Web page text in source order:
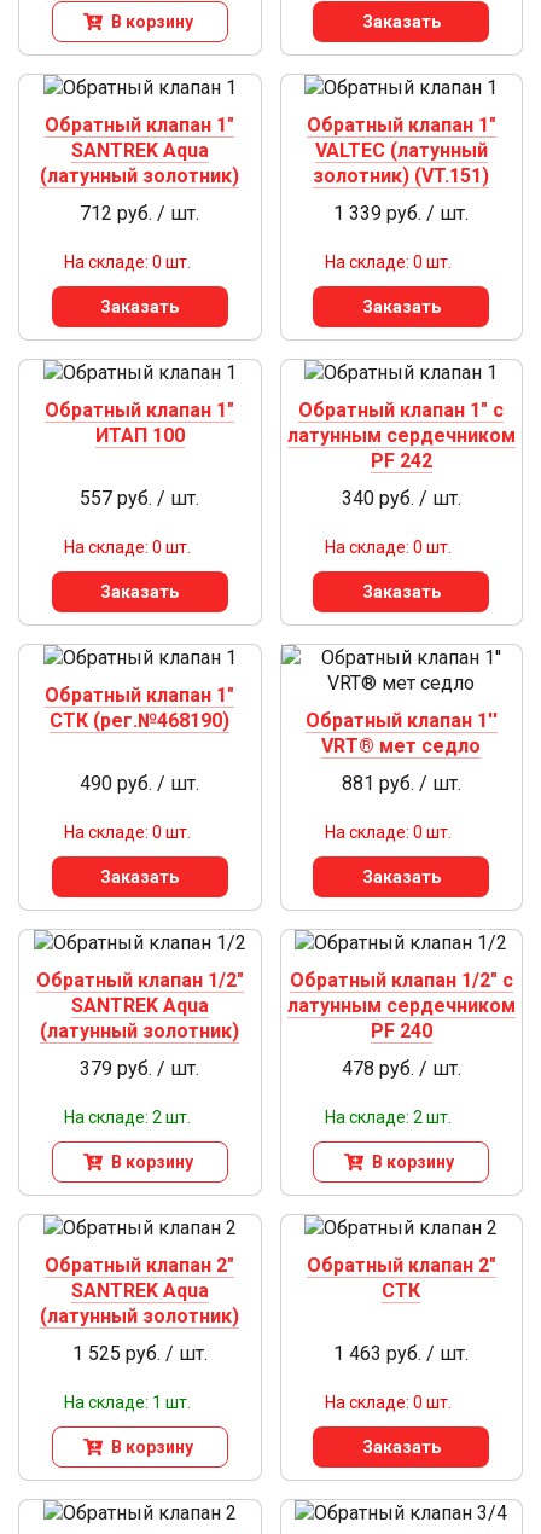
В корзину Заказать
Обратный клапан 1"
SANTREK Aqua
(латунный золотник)
712 руб. / шт.
На складе: 0 шт.
Заказать
Обратный клапан 1"
VALTEC (латунный
золотник) (VT.151)
1 339 руб. / шт.
На складе: 0 шт.
Заказать
Обратный клапан 1"
ИТАП 100
557 руб. / шт.
На складе: 0 шт.
Заказать
Обратный клапан 1" с
латунным сердечником
PF 242
340 руб. / шт.
На складе: 0 шт.
Заказать
Обратный клапан 1"
СТК (рег.№468190)
490 руб. / шт.
На складе: 0 шт.
Заказать
Обратный клапан 1''
VRT® мет седло
881 руб. / шт.
На складе: 0 шт.
Заказать
Обратный клапан 1/2"
SANTREK Aqua
(латунный золотник)
379 руб. / шт.
На складе: 2 шт.
В корзину
Обратный клапан 1/2" с
латунным сердечником
PF 240
478 руб. / шт.
На складе: 2 шт.
В корзину
Обратный клапан 2"
SANTREK Aqua
(латунный золотник)
1 525 руб. / шт.
На складе: 1 шт.
В корзину
Обратный клапан 2"
СТК
1 463 руб. / шт.
На складе: 0 шт.
Заказать